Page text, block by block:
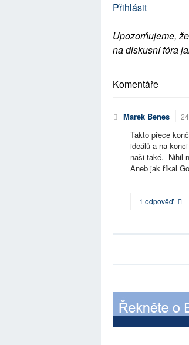
Přihlásit
Upozorňujeme,
na diskusní fóra
Komentáře
Marek Benes
Takto přece
ideálů a na
naši také. Nihil
Aneb jak říkal
1 odpověď